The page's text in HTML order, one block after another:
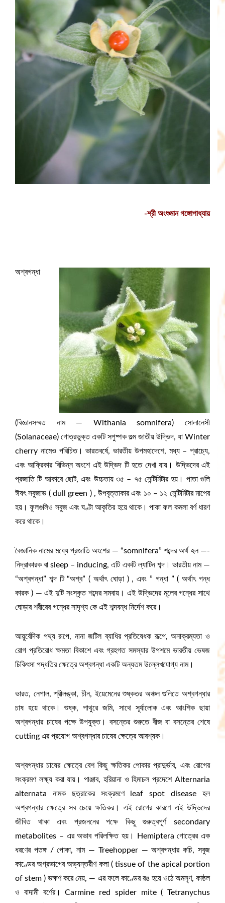
-শ্রী অংশুমান গঙ্গোপাধ্যায়
অশ্বগন্ধা
(বিজ্ঞানসম্মত নাম — Withania somnifera) সোলানেসী
(Solanaceae) গোত্রভুক্ত একটি সপুষ্পক গুল্ম জাতীয় উদ্ভিদ, যা Winter
cherry নামেও পরিচিত। ভারতবর্ষে, ভারতীয় উপমহাদেশে, মধ্য – প্রাচ্যে,
এবং আফ্রিকার বিভিন্ন অংশে এই উদ্ভিদ টি হতে দেখা যায়। উদ্ভিদের এই
প্রজাতি টি আকারে ছোট, এবং উচ্চতায় ৩৫ – ৭৫ সেন্টিমিটার হয়। পাতা গুলি
ঈষৎ সবুজাভ ( dull green ) , উপবৃত্তাকার এবং ১০ – ১২ সেন্টিমিটার মাপের
হয়। ফুলগুলিও সবুজ এবং ঘণ্টা আকৃতির হয়ে থাকে। পাকা ফল কমলা বর্ণ ধারণ
করে থাকে।
বৈজ্ঞানিক নামের মধ্যে প্রজাতি অংশের — “somnifera” শব্দের অর্থ হল —-
নিদ্রাকারক বা sleep – inducing, এটি একটি ল্যাটিন শব্দ। ভারতীয় নাম —
“অশ্বগন্ধা” শব্দ টি “অশ্ব” ( অর্থাৎ ঘোড়া ) , এবং ” গন্ধা ” ( অর্থাৎ গন্ধ
কারক ) — এই দুটি সংস্কৃত শব্দের সমবায়। এই উদ্ভিদের মূলের গন্ধের সাথে
ঘোড়ার শরীরের গন্ধের সাদৃশ্য কে এই শব্দবন্ধ নির্দেশ করে।
আয়ুর্বেদিক পথ্য রূপে, নানা জটিল ব্যাধির প্রতিষেধক রূপে, অনাক্রম্যতা ও
রোগ প্রতিরোধ ক্ষমতা বিকাশে এবং গ্রহগত সমস্যার উপশমে ভারতীয় ভেষজ
চিকিৎসা পদ্ধতির ক্ষেত্রে অশ্বগন্ধা একটি অন্যতম উল্লেখযোগ্য নাম।
ভারত, নেপাল, শ্রীলঙ্কা, চীন, ইয়েমেনের শুষ্কতর অঞ্চল গুলিতে অশ্বগন্ধার
চাষ হয়ে থাকে। শুষ্ক, পাথুরে জমি, সাথে সূর্যালোক এবং আংশিক ছায়া
অশ্বগন্ধার চাষের পক্ষে উপযুক্ত। বসন্তের শুরুতে বীজ বা বসন্তের শেষে
cutting এর প্রয়োগ অশ্বগন্ধার চাষের ক্ষেত্রে আবশ্যক।
অশ্বগন্ধার চাষের ক্ষেত্রে বেশ কিছু ক্ষতিকর পোকার প্রাদুর্ভাব, এবং রোগের
সংক্রমণ লক্ষ্য করা যায়। পাঞ্জাব, হরিয়ানা ও হিমাচল প্রদেশে Alternaria
alternata নামক ছত্রাকের সংক্রমণে leaf spot disease হল
অশ্বগন্ধার ক্ষেত্রে সব চেয়ে ক্ষতিকর। এই রোগের কারণে এই উদ্ভিদের
জীবিত থাকা এবং প্রজননের পক্ষে কিছু গুরুত্বপূর্ণ secondary
metabolites – এর অভাব পরিলক্ষিত হয়। Hemiptera গোত্রের এক
ধরণের পতঙ্গ / পোকা, নাম — Treehopper — অশ্বগন্ধার কচি, সবুজ
কাণ্ডের অগ্রভাগের অভ্যন্তরীণ কলা ( tissue of the apical portion
of stem ) ভক্ষণ করে নেয়, — এর ফলে কাণ্ডের রঙ হয়ে ওঠে অমসৃণ, কাষ্ঠল
ও বাদামী বর্ণের। Carmine red spider mite ( Tetranychus